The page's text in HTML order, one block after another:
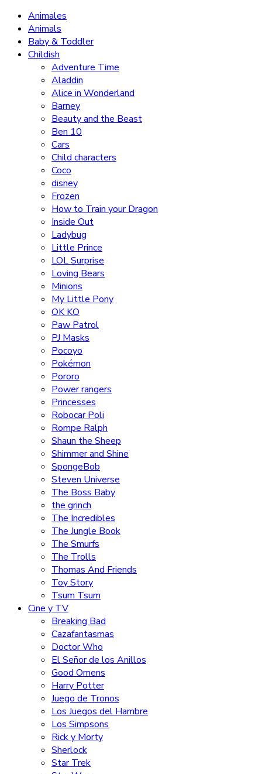
Animales
Animals
Baby & Toddler
Childish
Adventure Time
Aladdin
Alice in Wonderland
Barney
Beauty and the Beast
Ben 10
Cars
Child characters
Coco
disney
Frozen
How to Train your Dragon
Inside Out
Ladybug
Little Prince
LOL Surprise
Loving Bears
Minions
My Little Pony
OK KO
Paw Patrol
PJ Masks
Pocoyo
Pokémon
Pororo
Power rangers
Princesses
Robocar Poli
Rompe Ralph
Shaun the Sheep
Shimmer and Shine
SpongeBob
Steven Universe
The Boss Baby
the grinch
The Incredibles
The Jungle Book
The Smurfs
The Trolls
Thomas And Friends
Toy Story
Tsum Tsum
Cine y TV
Breaking Bad
Cazafantasmas
Doctor Who
El Señor de los Anillos
Good Omens
Harry Potter
Juego de Tronos
Los Juegos del Hambre
Los Simpsons
Rick y Morty
Sherlock
Star Trek